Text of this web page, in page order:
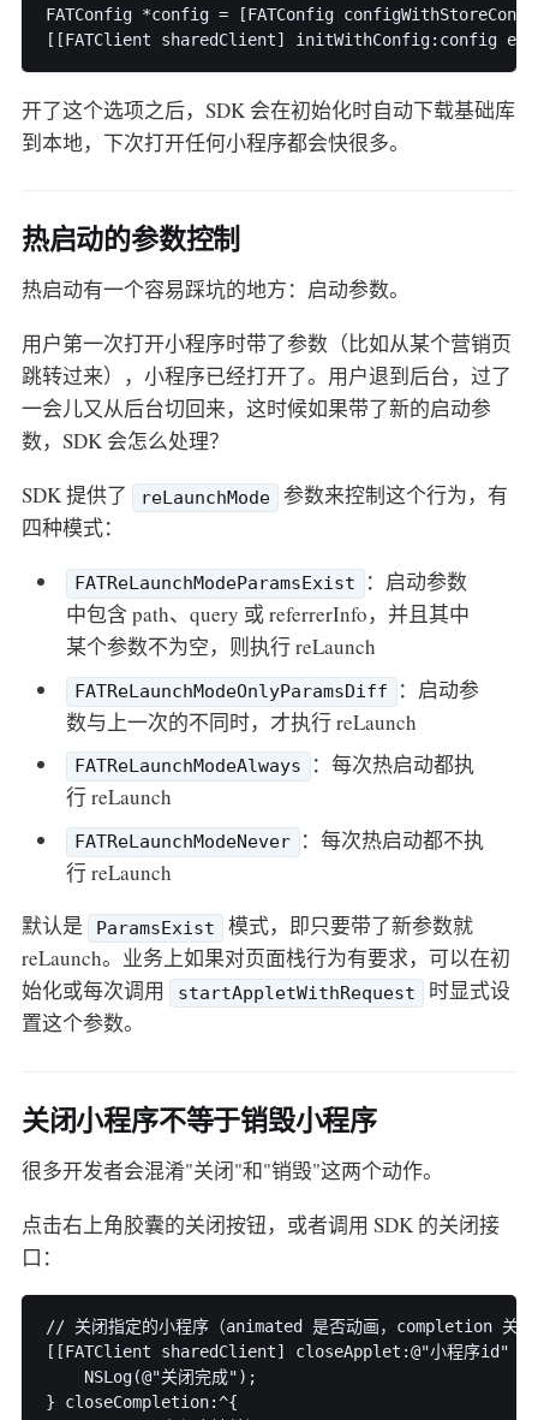
FATConfig *config = [FATConfig
开了这个选项之后，SDK 会在初始化时自动下载基础库
到本地，下次打开任何小程序都会快很多。
热启动的参数控制
热启动有一个容易踩坑的地方：启动参数。
用户第一次打开小程序时带了参数（比如从某个营销页
跳转过来），小程序已经打开了。用户退到后台，过了
一会儿又从后台切回来，这时候如果带了新的启动参
数，SDK 会怎么处理？
SDK 提供了
reLaunchMode
参数来控制这个行为，有
四种模式：
FATReLaunchModeParamsExist
：启动参数
中包含 path、query 或 referrerInfo，并且其中
某个参数不为空，则执行 reLaunch
FATReLaunchModeOnlyParamsDiff
：启动参
数与上一次的不同时，才执行 reLaunch
FATReLaunchModeAlways
：每次热启动都执
行 reLaunch
FATReLaunchModeNever
：每次热启动都不执
行 reLaunch
默认是
ParamsExist
模式，即只要带了新参数就
reLaunch。业务上如果对页面栈行为有要求，可以在初
始化或每次调用
startAppletWithRequest
时显式设
置这个参数。
关闭小程序不等于销毁小程序
很多开发者会混淆"关闭"和"销毁"这两个动作。
点击右上角胶囊的关闭按钮，或者调用 SDK 的关闭接
口：
// 关闭指定的小程序（animated 是否动画，completion 关
[[FATClient sharedClient] closeApplet:@"小程序id"
    NSLog(@"关闭完成");
} closeCompletion:^{